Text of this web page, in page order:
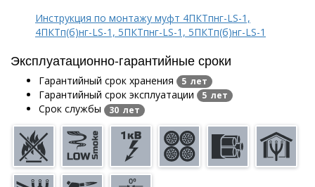
Инструкция по монтажу муфт 4ПКТпнг-LS-1,
4ПКТп(б)нг-LS-1, 5ПКТпнг-LS-1, 5ПКТп(б)нг-LS-1
Эксплуатационно-гарантийные сроки
Гарантийный срок хранения 5 лет
Гарантийный срок эксплуатации 5 лет
Срок службы 30 лет